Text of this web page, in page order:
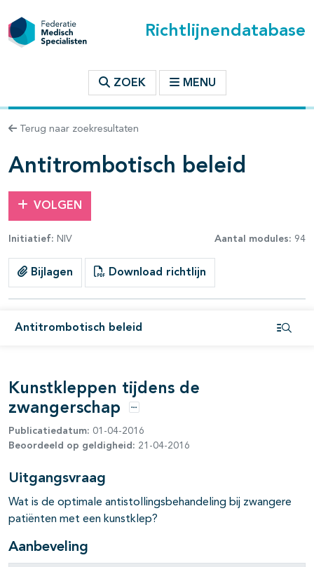
Richtlijnendatabase
ZOEK MENU
Terug naar zoekresultaten
Antitrombotisch beleid
VOLGEN
Initiatief: NIV Aantal modules: 94
Bijlagen Download richtlijn
Antitrombotisch beleid
binnen deze richtlijn
open- en dichtklappen
open- en dichtklappen
open- en dichtklappen
open- en dichtklappen
open- en dichtklappen
open- en dichtklappen
Kunstkleppen tijdens de
zwangerschap
Opties
Publicatiedatum: 01-04-2016
Beoordeeld op geldigheid: 21-04-2016
Uitgangsvraag
Wat is de optimale antistollingsbehandeling bij zwangere
patiënten met een kunstklep?
Aanbeveling